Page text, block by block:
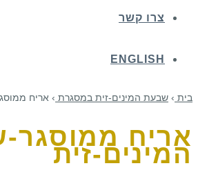
צרו קשר
ENGLISH
בית › שבעת המינים-זית במסגרת › אריח
אריח
המינים-זית